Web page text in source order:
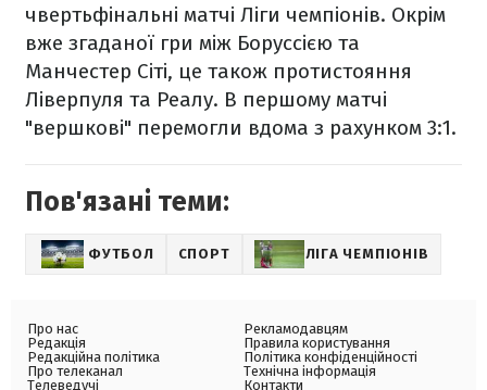
чвертьфінальні матчі Ліги чемпіонів. Окрім
вже згаданої гри між Боруссією та
Манчестер Сіті, це також протистояння
Ліверпуля та Реалу. В першому матчі
"вершкові" перемогли вдома з рахунком 3:1.
Пов'язані теми:
ФУТБОЛ СПОРТ ЛІГА ЧЕМПІОНІВ
Про нас
Редакція
Редакційна політика
Про телеканал
Телеведучі
Рекламодавцям
Правила користування
Політика конфіденційності
Технічна інформація
Контакти